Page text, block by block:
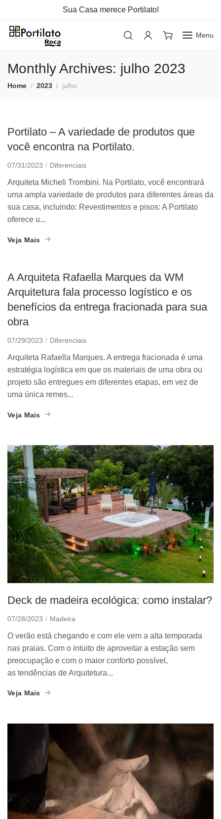
Sua Casa merece Portilato!
Menu
Monthly Archives: julho 2023
Home 2023 julho
Portilato – A variedade de produtos que
você encontra na Portilato.
07/31/2023 Diferenciais
Arquiteta Micheli Trombini. Na Portilato, você encontrará
uma ampla variedade de produtos para diferentes áreas da
sua casa, incluindo: Revestimentos e pisos: A Portilato
oferece u...
Veja Mais
A Arquiteta Rafaella Marques da WM
Arquitetura fala processo logístico e os
benefícios da entrega fracionada para sua
obra
07/29/2023 Diferenciais
Arquiteta Rafaella Marques. A entrega fracionada é uma
estratégia logística em que os materiais de uma obra ou
projeto são entregues em diferentes etapas, em vez de
uma única remes...
Veja Mais
Deck de madeira ecológica: como instalar?
07/28/2023 Madeira
O verão está chegando e com ele vem a alta temporada
nas praias. Com o intuito de aproveitar a estação sem
preocupação e com o maior conforto possível,
as tendências de Arquitetura...
Veja Mais